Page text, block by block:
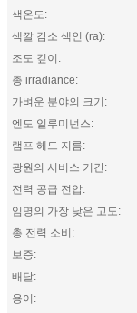
색온도:
색깔 감소 색인 (ra):
조도 깊이:
총 irradiance:
가벼운 분야의 크기:
엔도 일루미넌스:
램프 헤드 지름:
광원의 서비스 기간:
전력 공급 전압:
임명의 가장 낮은 고도:
총 전력 소비:
보증:
배달:
용어: